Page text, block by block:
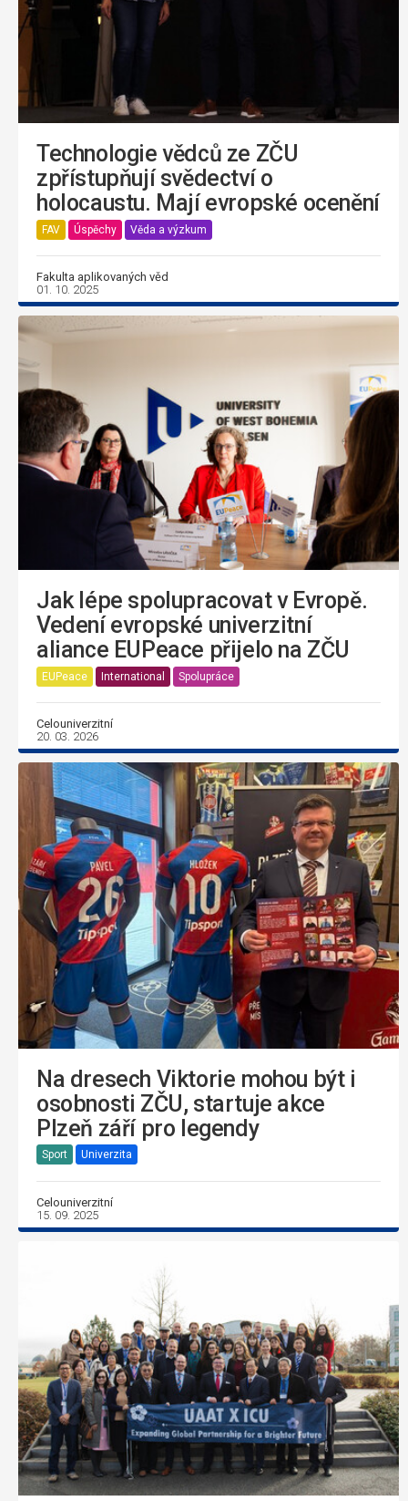
Technologie vědců ze ZČU
zpřístupňují svědectví o
holocaustu. Mají evropské ocenění
FAV Úspěchy Věda a výzkum
Fakulta aplikovaných věd
01. 10. 2025
Jak lépe spolupracovat v Evropě.
Vedení evropské univerzitní
aliance EUPeace přijelo na ZČU
EUPeace International Spolupráce
Celouniverzitní
20. 03. 2026
Na dresech Viktorie mohou být i
osobnosti ZČU, startuje akce
Plzeň září pro legendy
Sport Univerzita
Celouniverzitní
15. 09. 2025